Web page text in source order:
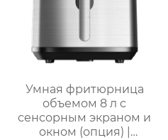
Умная фритюрница
объемом 8 л с
сенсорным экраном и
окном (опция) |